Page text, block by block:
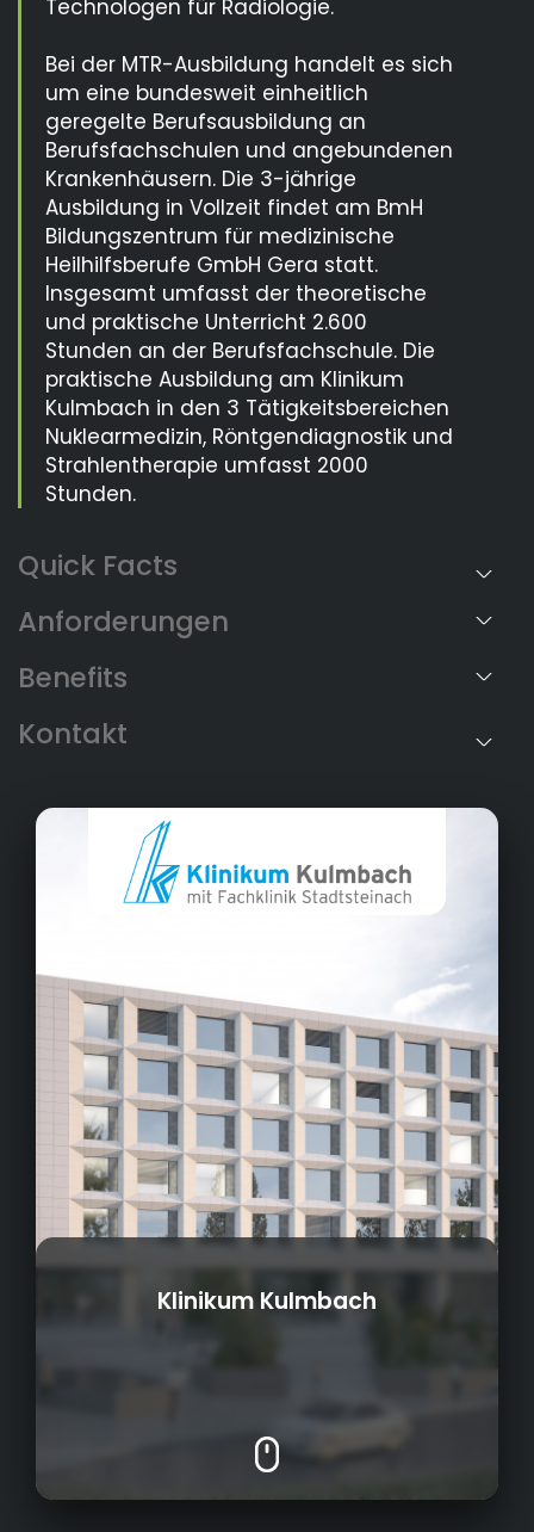
Technologen für Radiologie.
Bei der MTR-Ausbildung handelt es sich
um eine bundesweit einheitlich
geregelte Berufsausbildung an
Berufsfachschulen und angebundenen
Krankenhäusern. Die 3-jährige
Ausbildung in Vollzeit findet am BmH
Bildungszentrum für medizinische
Heilhilfsberufe GmbH Gera statt.
Insgesamt umfasst der theoretische
und praktische Unterricht 2.600
Stunden an der Berufsfachschule. Die
praktische Ausbildung am Klinikum
Kulmbach in den 3 Tätigkeitsbereichen
Nuklearmedizin, Röntgendiagnostik und
Strahlentherapie umfasst 2000
Stunden.
Anforderungen
Benefits
Klinikum Kulmbach